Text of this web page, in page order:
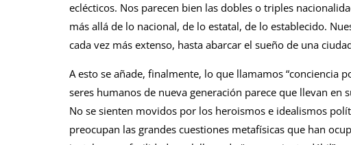
eclécticos. Nos parecen bien las dobles o triples
más allá de lo nacional, de lo estatal, de lo establecido.
cada vez más extenso, hasta abarcar el sueño de una
A esto se añade, finalmente, lo que llamamos “conciencia
seres humanos de nueva generación parece que llevan en
No se sienten movidos por los heroismos e idealismos
preocupan las grandes cuestiones metafísicas que han